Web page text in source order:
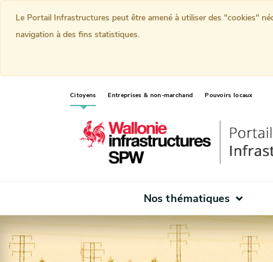
Citoyens(current)Entreprises & non-marchand Pouvoirs locaux
Nos thématiques
Le Portail Infrastructures peut être amené à utiliser des "cookies"
navigation à des fins statistiques.